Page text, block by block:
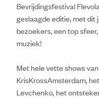
Bevrijdingsfestival
geslaagde editie, met dit
bezoekers, een top
muziek!
Met hele vette shows
KrisKrossAmsterdam,
Levchenko, het